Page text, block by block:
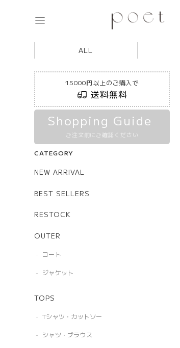
ALL
15000円以上のご購入で
送料無料
Shopping Guide
ご注文前にご確認ください
CATEGORY
NEW ARRIVAL
BEST SELLERS
RESTOCK
OUTER
コート
ジャケット
TOPS
Tシャツ・カットソー
シャツ・ブラウス